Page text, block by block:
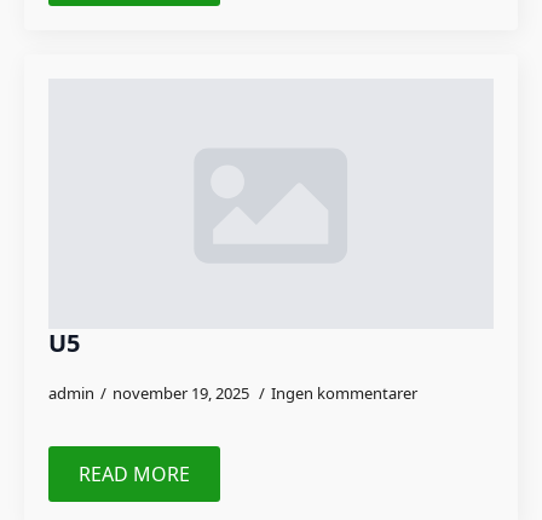
U5
admin november 19, 2025 Ingen kommentarer
READ MORE